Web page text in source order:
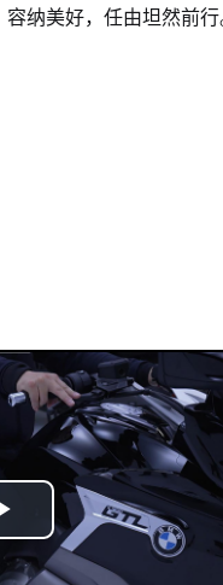
纳美好，任由坦然前行